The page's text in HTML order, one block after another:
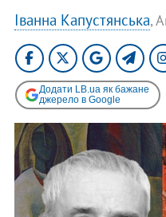
Іванна Капустянська,
Додати LB.ua як бажане
джерело в Google